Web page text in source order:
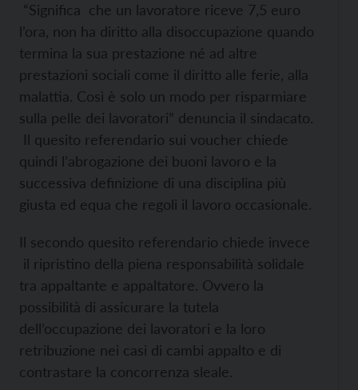
“Significa che un lavoratore riceve 7,5 euro
l’ora, non ha diritto alla disoccupazione quando
termina la sua prestazione né ad altre
prestazioni sociali come il diritto alle ferie, alla
malattia. Così è solo un modo per risparmiare
sulla pelle dei lavoratori” denuncia il sindacato.
Il quesito referendario sui voucher chiede
quindi l’abrogazione dei buoni lavoro e la
successiva definizione di una disciplina più
giusta ed equa che regoli il lavoro occasionale.
Il secondo quesito referendario chiede invece
il ripristino della piena responsabilità solidale
tra appaltante e appaltatore. Ovvero la
possibilità di assicurare la tutela
dell’occupazione dei lavoratori e la loro
retribuzione nei casi di cambi appalto e di
contrastare la concorrenza sleale.